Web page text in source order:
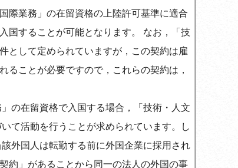
際業務」の在留資格の上陸許可基準に適合
国することが可能となります。 なお，「技
として定められていますが，この契約は雇
ることが必要ですので，これらの契約は，
の在留資格で入国する場合，「技術・人文
て活動を行うことが求められています。し
外国人は転勤する前に外国企業に採用され
約」があることから同一の法人の外国の事